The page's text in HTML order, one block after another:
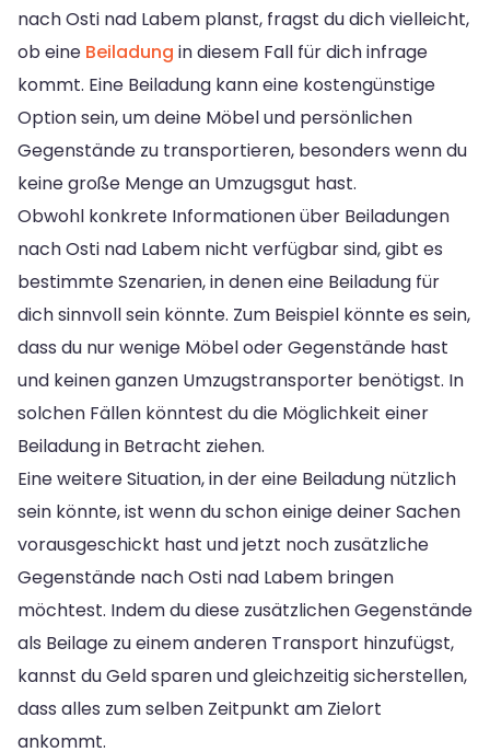
nach Osti nad Labem planst, fragst du dich vielleicht,
ob eine Beiladung in diesem Fall für dich infrage
kommt. Eine Beiladung kann eine kostengünstige
Option sein, um deine Möbel und persönlichen
Gegenstände zu transportieren, besonders wenn du
keine große Menge an Umzugsgut hast.
Obwohl konkrete Informationen über Beiladungen
nach Osti nad Labem nicht verfügbar sind, gibt es
bestimmte Szenarien, in denen eine Beiladung für
dich sinnvoll sein könnte. Zum Beispiel könnte es sein,
dass du nur wenige Möbel oder Gegenstände hast
und keinen ganzen Umzugstransporter benötigst. In
solchen Fällen könntest du die Möglichkeit einer
Beiladung in Betracht ziehen.
Eine weitere Situation, in der eine Beiladung nützlich
sein könnte, ist wenn du schon einige deiner Sachen
vorausgeschickt hast und jetzt noch zusätzliche
Gegenstände nach Osti nad Labem bringen
möchtest. Indem du diese zusätzlichen Gegenstände
als Beilage zu einem anderen Transport hinzufügst,
kannst du Geld sparen und gleichzeitig sicherstellen,
dass alles zum selben Zeitpunkt am Zielort
ankommt.